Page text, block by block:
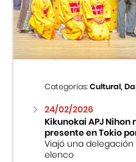
Centro Cultural
Cursos
Museo de la
Fondo Editorial
Teatro Peruano
Categorías:Cultural,
24/02/2026
Kikunokai APJ
presente en Tokio
Viajó una
elenco